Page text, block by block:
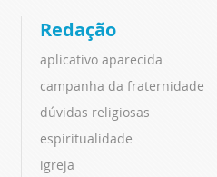
Redação
aplicativo aparecida
campanha da fraternidade
dúvidas religiosas
espiritualidade
igreja